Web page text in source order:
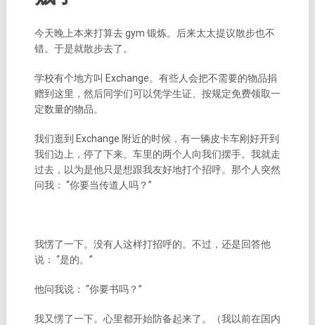
今天晚上本来打算去 gym 锻炼。后来太太提议散步也不
错。于是就散步去了。
学校有个地方叫 Exchange。有些人会把不需要的物品捐
赠到这里，然后同学们可以凭学生证、按规定免费领取一
定数量的物品。
我们逛到 Exchange 附近的时候，有一辆皮卡车刚好开到
我们边上，停了下来。车里的两个人向我们摆手。我就走
过去，以为是他只是想跟我友好地打个招呼。那个人突然
问我： “你要当传道人吗？”
我愣了一下。没有人这样打招呼的。不过，还是回答他
说： “是的。”
他问我说： “你要书吗？”
我又愣了一下。心里都开始防备起来了。（我以前在国内